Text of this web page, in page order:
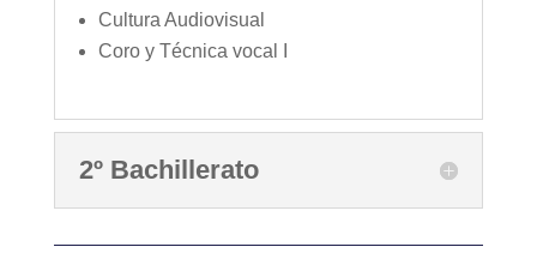
Cultura Audiovisual
Coro y Técnica vocal I
2º Bachillerato